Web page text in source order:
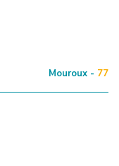
Mouroux - 77